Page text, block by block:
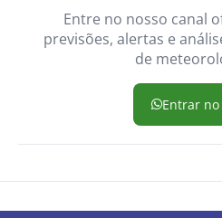
Entre no nosso canal
previsões, alertas e
de
Entrar no